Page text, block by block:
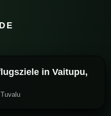
in Vaitupu,